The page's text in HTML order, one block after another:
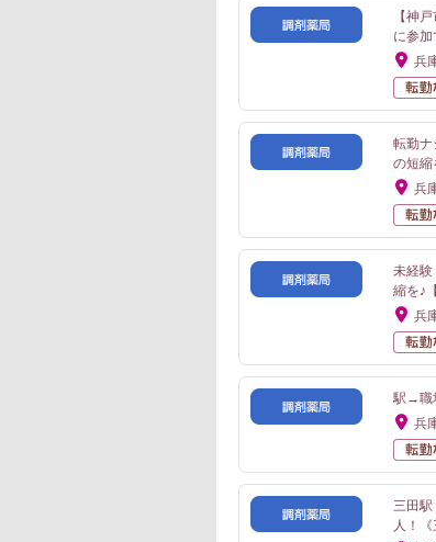
【神
に参加
兵
転勤ナ
の短縮
兵
未経験
縮を♪
兵
駅→職
兵
三田駅
人！《